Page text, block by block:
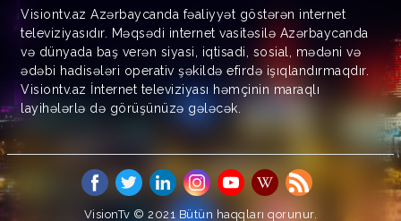
Visiontv.az Azərbaycanda fəaliyyət göstərən internet
televiziyasıdır. Məqsədi internet vasitəsilə Azərbaycanda
və dünyada baş verən siyasi, iqtisadi, sosial, mədəni və
ədəbi hadisələri operativ şəkildə efirdə işıqlandırmaqdır.
Visiontv.az İnternet televiziyası həmçinin maraqlı
layihələrlə də görüşünüzə gələcək.
VisionTv © 2021Bütün haqqları qorunur.